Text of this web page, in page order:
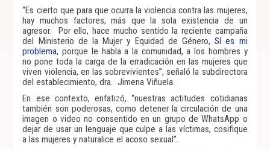
“Es cierto que para que ocurra la violencia contra las mujeres,
hay muchos factores, más que la sola existencia de un
agresor. Por ello, hace mucho sentido la reciente campaña
del Ministerio de la Mujer y Equidad de Género,Sí es mi
problema, porque le habla a la comunidad, a los hombres y
no pone toda la carga de la erradicación en las mujeres que
viven violencia, en las sobrevivientes”, señaló la subdirectora
del establecimiento, dra. Jimena Viñuela.
En ese contexto, enfatizó, “nuestras actitudes cotidianas
también son poderosas, como detener la circulación de una
imagen o video no consentido en un grupo de WhatsApp o
dejar de usar un lenguaje que culpe a las víctimas, cosifique
a las mujeres y naturalice el acoso sexual”.